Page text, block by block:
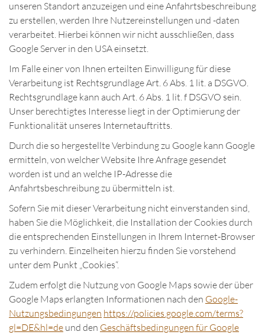
unseren Standort anzuzeigen und eine Anfahrtsbeschreibung
zu erstellen, werden Ihre Nutzereinstellungen und -daten
verarbeitet. Hierbei können wir nicht ausschließen, dass
Google Server in den USA einsetzt.
Im Falle einer von Ihnen erteilten Einwilligung für diese
Verarbeitung ist Rechtsgrundlage Art. 6 Abs. 1 lit. a DSGVO.
Rechtsgrundlage kann auch Art. 6 Abs. 1 lit. f DSGVO sein.
Unser berechtigtes Interesse liegt in der Optimierung der
Funktionalität unseres Internetauftritts.
Durch die so hergestellte Verbindung zu Google kann Google
ermitteln, von welcher Website Ihre Anfrage gesendet
worden ist und an welche IP-Adresse die
Anfahrtsbeschreibung zu übermitteln ist.
Sofern Sie mit dieser Verarbeitung nicht einverstanden sind,
haben Sie die Möglichkeit, die Installation der Cookies durch
die entsprechenden Einstellungen in Ihrem Internet-Browser
zu verhindern. Einzelheiten hierzu finden Sie vorstehend
unter dem Punkt „Cookies“.
Zudem erfolgt die Nutzung von Google Maps sowie der über
Google Maps erlangten Informationen nach den Google-
Nutzungsbedingungen https://policies.google.com/terms?
gl=DE&hl=de und den Geschäftsbedingungen für Google